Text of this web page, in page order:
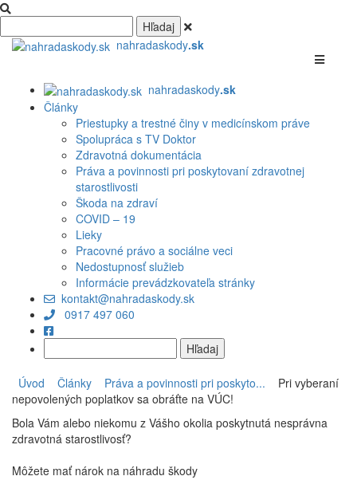
nahradaskody.sk
nahradaskody.sk
Články
Priestupky a trestné činy v medicínskom práve
Spolupráca s TV Doktor
Zdravotná dokumentácia
Práva a povinnosti pri poskytovaní zdravotnej
starostlivosti
Škoda na zdraví
COVID – 19
Lieky
Pracovné právo a sociálne veci
Nedostupnosť služieb
Informácie prevádzkovateľa stránky
kontakt@nahradaskody.sk
0917 497 060
Úvod Články Práva a povinnosti pri poskyto...
Pri vyberaní
nepovolených poplatkov sa obráťte na VÚC!
Bola Vám alebo niekomu z Vášho okolia poskytnutá nesprávna
zdravotná starostlivosť?
Môžete mať nárok na náhradu škody